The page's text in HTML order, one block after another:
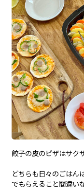
餃子の皮のピザはサク
どちらも日々のごはん
でもらえること間違い